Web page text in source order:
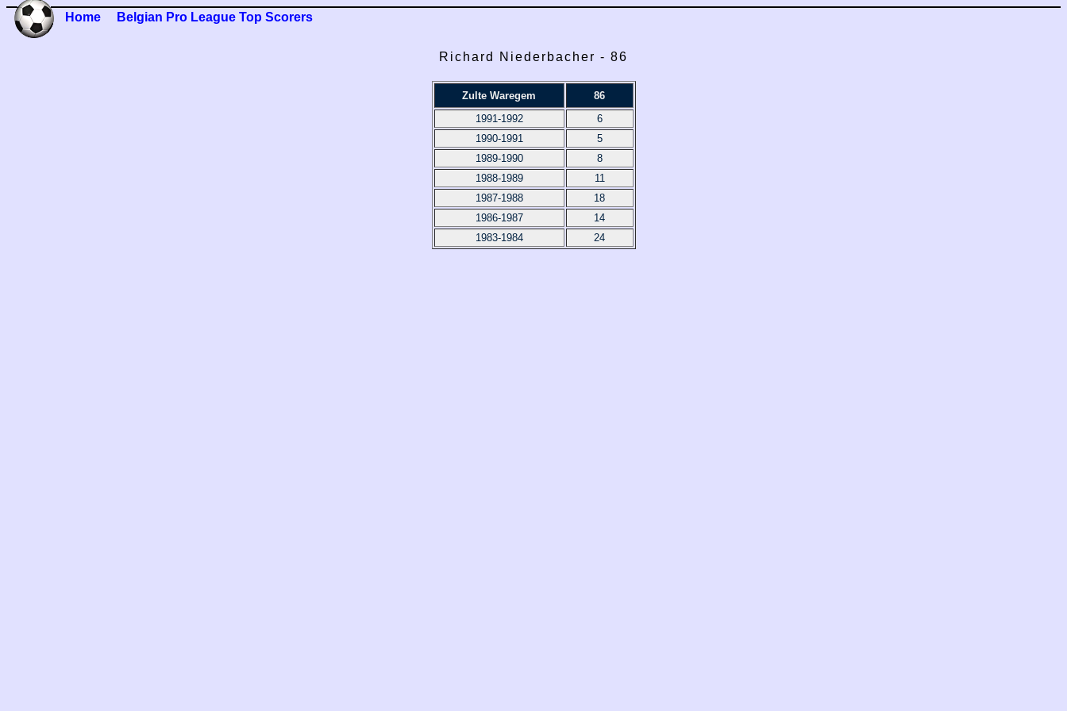
Home Belgian Pro League Top Scorers
Richard Niederbacher - 86
Zulte Waregem
86
1991-1992
6
1990-1991
5
1989-1990
8
1988-1989
11
1987-1988
18
1986-1987
14
1983-1984
24